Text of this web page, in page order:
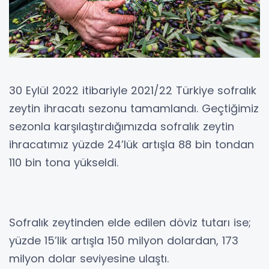
30 Eylül 2022 itibariyle 2021/22 Türkiye sofralık
zeytin ihracatı sezonu tamamlandı. Geçtiğimiz
sezonla karşılaştırdığımızda sofralık zeytin
ihracatımız yüzde 24’lük artışla 88 bin tondan
110 bin tona yükseldi.
Sofralık zeytinden elde edilen döviz tutarı ise;
yüzde 15’lik artışla 150 milyon dolardan, 173
milyon dolar seviyesine ulaştı.